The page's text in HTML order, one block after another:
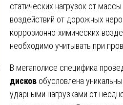
статических нагрузок от
воздействий от дорожных
коррозионно-химических
необходимо учитывать при
В мегаполисе специфика
дисков обусловлена
ударными нагрузками от